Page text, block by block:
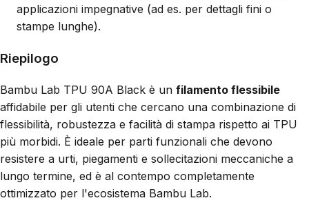
applicazioni impegnative (ad es. per dettagli fini o
stampe lunghe).
Riepilogo
Bambu Lab TPU 90A Black è un filamento flessibile
affidabile per gli utenti che cercano una combinazione di
flessibilità, robustezza e facilità di stampa rispetto ai TPU
più morbidi. È ideale per parti funzionali che devono
resistere a urti, piegamenti e sollecitazioni meccaniche a
lungo termine, ed è al contempo completamente
ottimizzato per l'ecosistema Bambu Lab.